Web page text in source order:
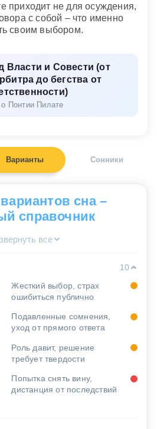
приходит не для осуждения,
с собой – что именно
своим выбором.
Власти и Совести (от
до бегства от
о Понтии Пилате
Варианты Сонники
сна –
справочник
все
10
Жесткий выбор, страх
ошибиться публично
Подавленные сомнения,
уход от прямого ответа
Роль давит, решение
требует твердости
Попытка снять вину,
дистанция от последствий